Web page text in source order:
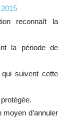
reconnaît la
la période de
suivent cette
d’annuler